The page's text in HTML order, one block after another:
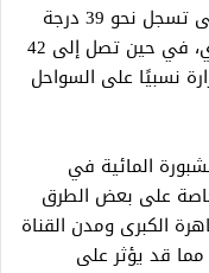
وأوضحت الهيئة أن درجات الحرارة العظمى تسجل نحو 39 درجة
مئوية على القاهرة الكبرى والوجه البحري، في حين تصل إلى 42
نسبيًا على السواحل
المائية في
خاصة على بعض الطرق
الكبرى ومدن القناة
قد يؤثر على